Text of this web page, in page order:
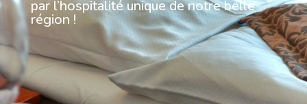
par l’hospitalité unique de notre belle
région !